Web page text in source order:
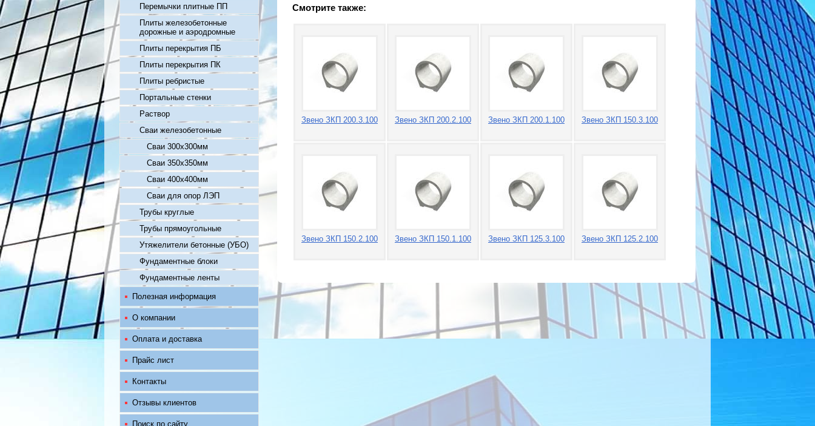
Смотрите также:
Звено ЗКП 200.3.100 Звено ЗКП 200.2.100 Звено ЗКП 200.1.100 Звено ЗКП 150.3.100
Звено ЗКП 150.2.100 Звено ЗКП 150.1.100 Звено ЗКП 125.3.100 Звено ЗКП 125.2.100
Перемычки плитные ПП
Плиты железобетонные
дорожные и аэродромные
Плиты перекрытия ПБ
Плиты перекрытия ПК
Плиты ребристые
Портальные стенки
Раствор
Сваи железобетонные
Сваи 300х300мм
Сваи 350х350мм
Сваи 400х400мм
Сваи для опор ЛЭП
Трубы круглые
Трубы прямоугольные
Утяжелители бетонные (УБО)
Фундаментные блоки
Фундаментные ленты
Полезная информация
О компании
Оплата и доставка
Прайс лист
Контакты
Отзывы клиентов
Поиск по сайту